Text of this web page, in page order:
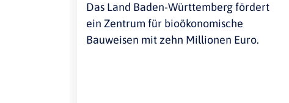
Das Land Baden-Württemberg fördert
ein Zentrum für bioökonomische
Bauweisen mit zehn Millionen Euro.